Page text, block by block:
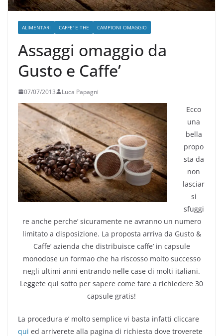
ALIMENTARI CAFFE' E THE CAMPIONI OMAGGIO
Assaggi omaggio da
Gusto e Caffe’
07/07/2013 Luca Papagni
Ecco
una
bella
propo
sta da
non
lasciar
si
sfuggi
re anche perche’ sicuramente ne avranno un numero
limitato a disposizione. La proposta arriva da Gusto &
Caffe’ azienda che distribuisce caffe’ in capsule
monodose un formao che ha riscosso molto successo
negli ultimi anni entrando nelle case di molti italiani.
Leggete qui sotto per sapere come fare a richiedere 30
capsule gratis!
La procedura e’ molto semplice vi basta infatti cliccare
qui ed arriverete alla pagina di richiesta dove troverete